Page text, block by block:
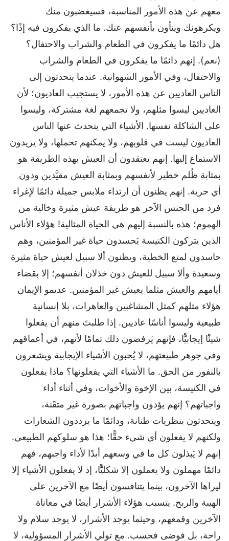
معهم عن هذه الأمور المناسبة، فسيغضبون منك
ويكرهونك وينأون بأنفسهم عنك. ما الذي يفكرون فيه إذًا؟
هل دائمًا ما يفكرون في الطعام والشراب والاحتفال؟
(نعم). إنهم دائمًا ما يفكرون في الطعام والشراب
والاحتفال، وفي الأمور الشهوانية. عندما يتحدثون إلى
الناس العاديين عن هذه الأمور، لا يستجيب العاديون؛ لأن
العاديين ليسوا مثلهم، ولا تجمعهم لغة مشتركة، وليسوا
على الشاكلة نفسها. الأشياء التي يتحدث عنها الناس
العاديون ليست في قلوبهم، ولا يمكنهم تحملها، ولا يريدون
الاستماع إليها. إنهم يعتقدون أن العيش بهذه الطريقة هو
بمثابة ظُلم خطير لأنفسهم وبمثابة العيش مقيَّدين ودون
أي حرية. إنهم يظنون أن ارتداء ملابس جميلة دائمًا لإغراء
فرد من الجنس الآخر هو طريقة عيش مثيرة وخالية من
الهموم؛ هذه بالنسبة إليهم هي الحياة المثالية! هؤلاء الأناس
الذين يتركون الكنيسة يَحسدون حياة غير المؤمنين، وهم
حاسدون لمتع الخطية، ويظنون ألا سبيل لعيش حياة مثيرة
وسعيدة وألا سبيل للعيش دون خذلان أنفسهم؛ إلا بقضاء
أيامهم والعيش مثلما يعيش غير المؤمنين. عديمو الإيمان
هؤلاء مثلهم كمثل المشاغبين والعاهرات، بلا إنسانية
طبيعية وليسوا أناسًا عاديين. إذا طلبتَ منهم أن يفعلوا
شيئًا إيجابيًّا، فإنهم يَرفضون ذلك تمامًا لأنهم، في أعماقهم
وفي جوهر طبيعتهم، لا يُحبون الأشياء الإيجابية ويشعرون
بالنفور من الحق. ما الأشياء التي يفعلونها؟ ماذا يفعلون
في الكنيسة، بين الإخوة والأخوات، وفي أثناء أداء
واجباتهم؟ إنهم يؤدون واجباتهم بصورة غير متقَنة،
ويتحدثون بنظريات طنانة، ودائمًا ما يرددون الشعارات
ولكنهم لا يفعلون أي شيء حقًّا؛ هذا هو سلوكهم الطبيعي.
إنهم لا يَبذلون كل ما في وسعهم أبدًا لأداء واجبهم، فهم
دائمًا مهملون ولا يعملون إلا شكليًّا، إذ لا يفعلون الأشياء إلا
ليراها الآخرون، بينما يتنافسون أيضًا مع الآخرين على
الهيبة والربح. يتسبب هؤلاء الأشرار أيضًا في معاناة
الآخرين وقمعهم، وحيثما يوجد الأشرار، لا يوجد سلام ولا
راحة، بل فوضى فحسب. مع تولي الأشرار المسؤولية، لا